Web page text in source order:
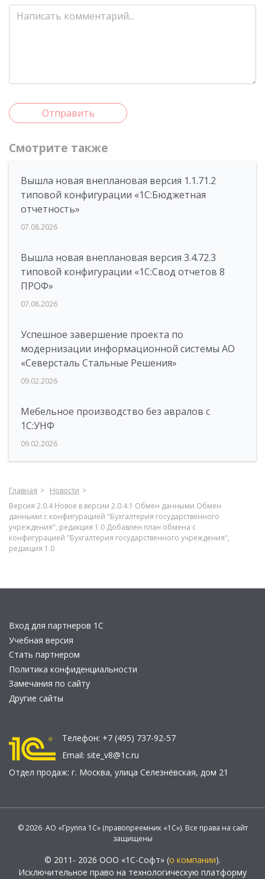
Отправить
Смотрите также
Вышла новая внеплановая версия 1.1.71.2
типовой конфигурации «1C:Бюджетная
отчетность»
07.08.2026
Вышла новая внеплановая версия 3.4.72.3
типовой конфигурации «1C:Свод отчетов 8
ПРОФ»
07.08.2026
Успешное завершение проекта по
модернизации информационной системы АО
«Северсталь Стальные Решения»
09.02.2026
Мебельное производство без авралов с
1С:УНФ
09.02.2026
Главная
Новости
Версия 2.0.4 Новое в версии 2.0.4.1 Обмен данными Обмен
данными с конфигурацией "Бухгалтерия государственного
учреждения", редакция 1.0 Добавлен план обмена с
конфигурацией "Бухгалтерия государственного учреждения",
редакция 1.0
Вход для партнеров 1С
Учебная версия
Стать партнером
Политика конфиденциальности
Замечания по сайту
Другие сайты
Телефон: +7 (495) 737-92-57
Email: site_v8@1c.ru
Отдел продаж: г. Москва, улица Селезнёвская, дом 21
© 2026 АО «Группа 1С» (правопреемник «1С»). Все права на сайт
защищены
© 2011- 2026 ООО «1С-Софт» (о компании).
Исключительное право на технологическую платформу